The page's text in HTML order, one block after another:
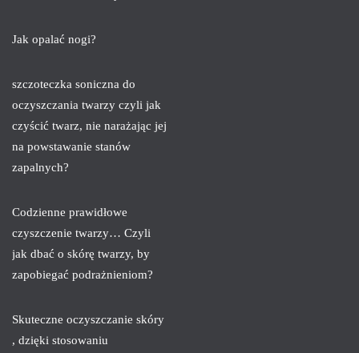
Jak opalać nogi?
szczoteczka soniczna do
oczyszczania twarzy czyli jak
czyścić twarz, nie narażając jej
na powstawanie stanów
zapalnych?
Codzienne prawidłowe
czyszczenie twarzy… Czyli
jak dbać o skórę twarzy, by
zapobiegać podrażnieniom?
Skuteczne oczyszczanie skóry
, dzięki stosowaniu